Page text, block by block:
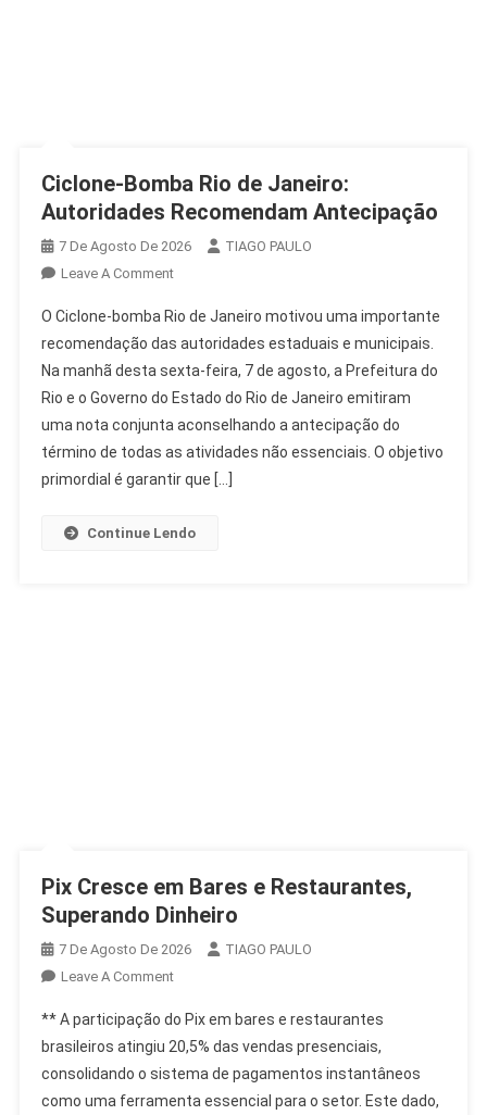
Ciclone-Bomba Rio de Janeiro:
Autoridades Recomendam Antecipação
7 De Agosto De 2026
TIAGO PAULO
Leave A CommentOn
Bomba
Rio
De
Janeiro:
Autoridades
Recomendam
Antecipação
O Ciclone-bomba Rio de Janeiro motivou uma importante
recomendação das autoridades estaduais e municipais.
Na manhã desta sexta-feira, 7 de agosto, a Prefeitura do
Rio e o Governo do Estado do Rio de Janeiro emitiram
uma nota conjunta aconselhando a antecipação do
término de todas as atividades não essenciais. O objetivo
primordial é garantir que […]
Continue Lendo
Pix Cresce em Bares e Restaurantes,
Superando Dinheiro
7 De Agosto De 2026
TIAGO PAULO
Leave A CommentOn
Cresce
Em
Bares
E
** A participação do Pix em bares e restaurantes
brasileiros atingiu 20,5% das vendas presenciais,
consolidando o sistema de pagamentos instantâneos
como uma ferramenta essencial para o setor. Este dado,